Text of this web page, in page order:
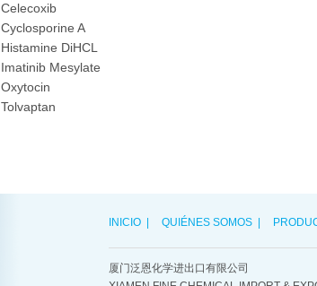
Celecoxib
Cyclosporine A
Histamine DiHCL
Imatinib Mesylate
Oxytocin
Tolvaptan
INICIO QUIÉNES SOMOS
厦门泛恩化学进出口有限公司